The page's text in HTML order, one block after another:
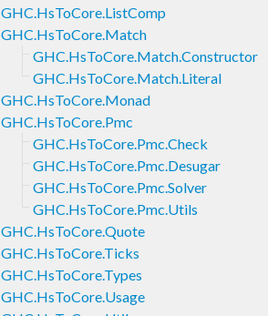
GHC.HsToCore.ListComp
GHC.HsToCore.Match
GHC.HsToCore.Match.Constructor
GHC.HsToCore.Match.Literal
GHC.HsToCore.Monad
GHC.HsToCore.Pmc
GHC.HsToCore.Pmc.Check
GHC.HsToCore.Pmc.Desugar
GHC.HsToCore.Pmc.Solver
GHC.HsToCore.Pmc.Utils
GHC.HsToCore.Quote
GHC.HsToCore.Ticks
GHC.HsToCore.Types
GHC.HsToCore.Usage